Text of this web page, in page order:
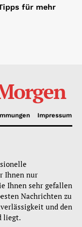
für mehr
Impressum
Ihnen nur
Ihnen sehr gefallen
Nachrichten zu
und den
liegt.